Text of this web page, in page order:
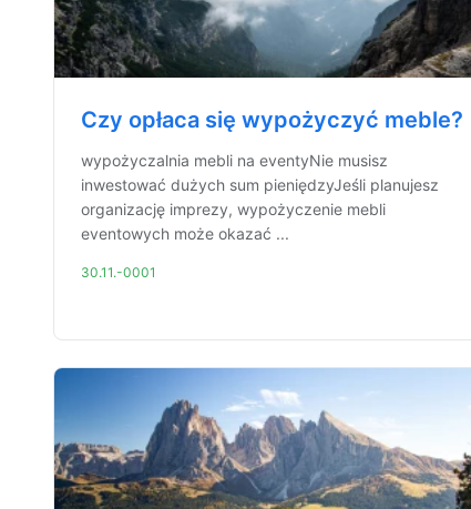
Czy opłaca się wypożyczyć meble?
wypożyczalnia mebli na eventyNie musisz
inwestować dużych sum pieniędzyJeśli planujesz
organizację imprezy, wypożyczenie mebli
eventowych może okazać ...
30.11.-0001